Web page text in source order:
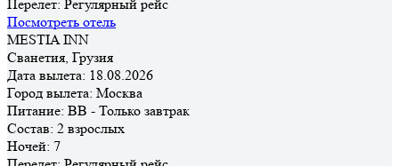
Перелет: Регулярный рейс
Посмотреть отель
MESTIA INN
Сванетия, Грузия
Дата вылета: 18.08.2026
Город вылета: Москва
Питание: BB - Только завтрак
Состав: 2 взрослых
Ночей: 7